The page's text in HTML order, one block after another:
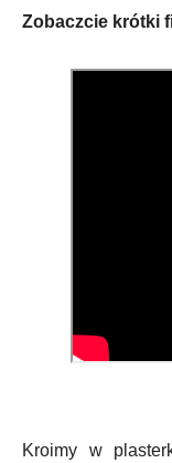
Zobaczcie krótki
Kroimy w